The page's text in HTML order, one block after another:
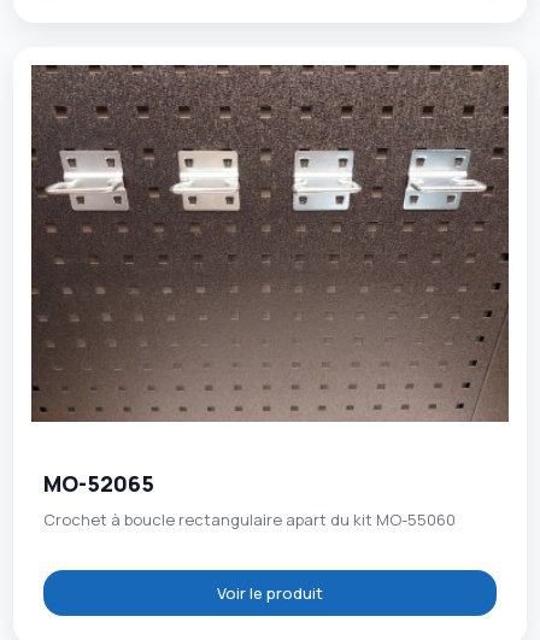
MO-52065
Crochet à boucle rectangulaire apart du kit MO-55060
Voir le produit